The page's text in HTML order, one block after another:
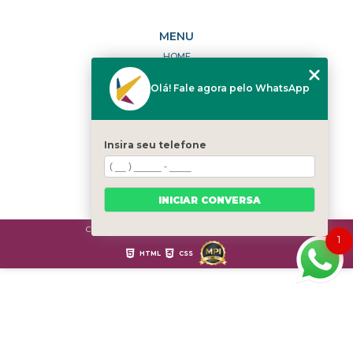
MENU
HOME
PORTFÓLIO
DÚVIDAS FREQUENTES
CATEGORIAS
MAPA DO SITE
Copyright © Cravestak. (Lei 9610 de 19/02/1998)
HTML CSS
1
Olá! Fale agora pelo WhatsApp
Insira seu telefone
INICIAR CONVERSA